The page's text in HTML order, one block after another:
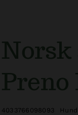
Norsk
Preno
4033766098093